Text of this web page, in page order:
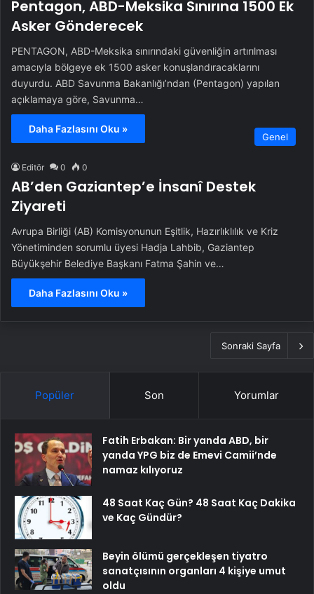
Pentagon, ABD-Meksika Sınırına 1500 Ek
Asker Gönderecek
PENTAGON, ABD-Meksika sınırındaki güvenliğin artırılması
amacıyla bölgeye ek 1500 asker konuşlandıracaklarını
duyurdu. ABD Savunma Bakanlığı’ndan (Pentagon) yapılan
açıklamaya göre, Savunma…
Daha Fazlasını Oku »
Genel
Editör 0 0
AB’den Gaziantep’e İnsanî Destek
Ziyareti
Avrupa Birliği (AB) Komisyonunun Eşitlik, Hazırlıklılık ve Kriz
Yönetiminden sorumlu üyesi Hadja Lahbib, Gaziantep
Büyükşehir Belediye Başkanı Fatma Şahin ve…
Daha Fazlasını Oku »
Sonraki Sayfa
Popüler Son Yorumlar
Fatih Erbakan: Bir yanda ABD, bir
yanda YPG biz de Emevi Camii’nde
namaz kılıyoruz
48 Saat Kaç Gün? 48 Saat Kaç Dakika
ve Kaç Gündür?
Beyin ölümü gerçekleşen tiyatro
sanatçısının organları 4 kişiye umut
oldu